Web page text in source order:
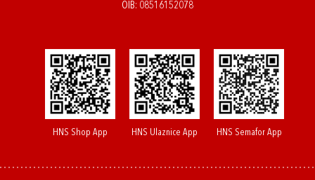
OIB: 08516152078
HNS Shop App HNS Ulaznice App HNS Semafor App